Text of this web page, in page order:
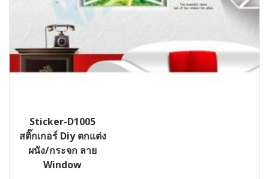
Sticker-D1005
สติ๊กเกอร์ Diy ตกแต่ง
ผนัง/กระจก ลาย
Window